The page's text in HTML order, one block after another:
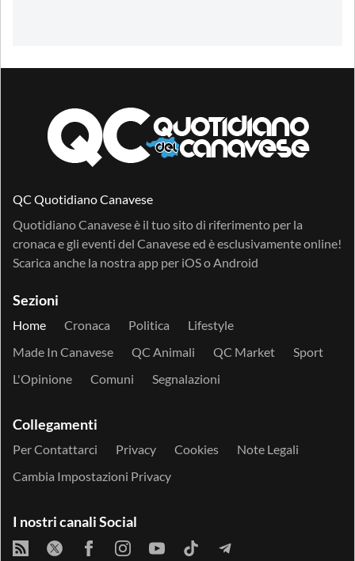
QC Quotidiano Canavese
Quotidiano Canavese è il tuo sito di riferimento per la
cronaca e gli eventi del Canavese ed è esclusivamente online!
Scarica anche la nostra app per iOSo Android
Sezioni
Home Cronaca Politica
Lifestyle
Made In Canavese
QC Animali QC Market
Sport
L'Opinione
Comuni Segnalazioni
Collegamenti
Per Contattarci Privacy Cookies
Note Legali
Cambia Impostazioni Privacy
I nostri canali Social